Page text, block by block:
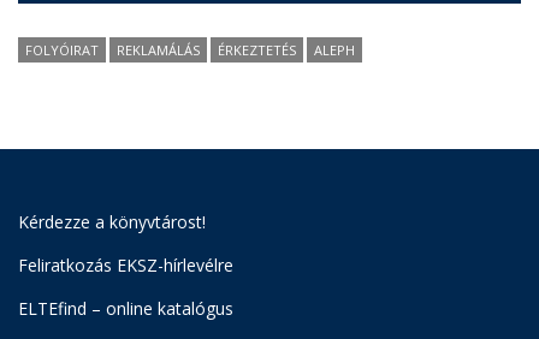
FOLYÓIRAT REKLAMÁLÁS ÉRKEZTETÉS ALEPH
Kérdezze a könyvtárost!
Feliratkozás EKSZ-hírlevélre
ELTEfind – online katalógus